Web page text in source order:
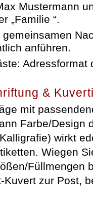
Mustermann
„Familie “.
anführen.
Adressformat
&
mit
Farbe/Design
wirkt
Wiegen
Füllmengen
Kuvert zur Post,